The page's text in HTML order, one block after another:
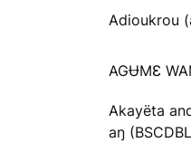
Adioukrou
AGɄMƐ
Akayëta
aŋ